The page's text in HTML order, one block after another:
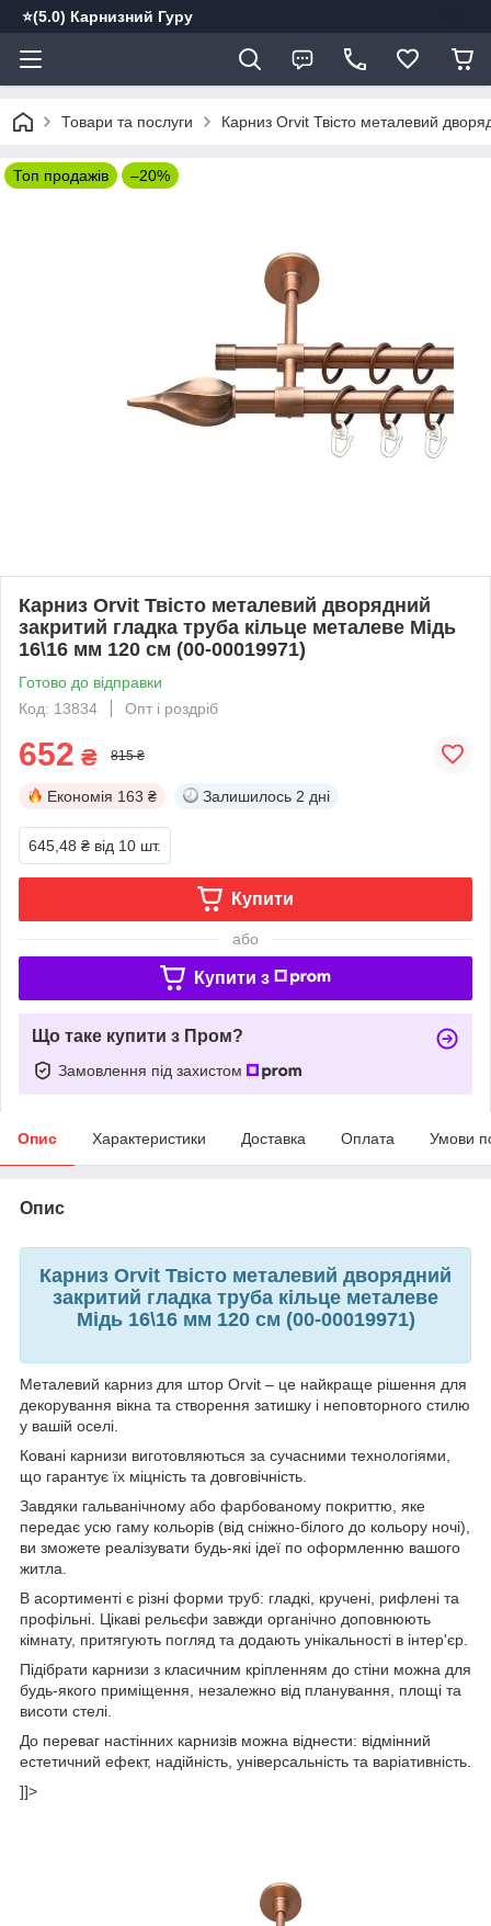
⭐️(5.0) Карнизний Гуру
Товари та послуги Карниз Orvit Твісто металевий
Топ продажів –20%
Карниз Orvit Твісто металевий дворядний
закритий гладка труба кільце металеве Мідь
16\16 мм 120 см (00-00019971)
Готово до відправки
Код: 13834
Опт і роздріб
652 ₴ 815 ₴
Економія 163 ₴ Залишилось 2 дні
645,48 ₴ від 10 шт.
Купити
або
Купити з
Що таке купити з Пром?
Замовлення під захистом
Опис Характеристики Доставка Оплата Умови
Опис
Карниз Orvit Твісто металевий дворядний
закритий гладка труба кільце металеве
Мідь 16\16 мм 120 см (00-00019971)
Металевий карниз для штор Orvit – це найкраще рішення для
декорування вікна та створення затишку і неповторного стилю
у вашій оселі.
Ковані карнизи виготовляються за сучасними технологіями,
що гарантує їх міцність та довговічність.
Завдяки гальванічному або фарбованому покриттю, яке
передає усю гаму кольорів (від сніжно-білого до кольору ночі),
ви зможете реалізувати будь-які ідеї по оформленню вашого
житла.
В асортименті є різні форми труб: гладкі, кручені, рифлені та
профільні. Цікаві рельєфи завжди органічно доповнюють
кімнату, притягують погляд та додають унікальності в інтер'єр.
Підібрати карнизи з класичним кріпленням до стіни можна для
будь-якого приміщення, незалежно від планування, площі та
висоти стелі.
До переваг настінних карнизів можна віднести: відмінний
естетичний ефект, надійність, універсальність та варіативність.
]]>